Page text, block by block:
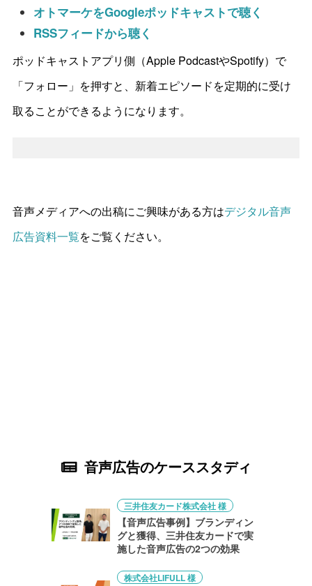
オトマーケをGoogleポッドキャストで聴く
RSSフィードから聴く
ポッドキャストアプリ側（Apple PodcastやSpotify）で
「フォロー」を押すと、新着エピソードを定期的に受け
取ることができるようになります。
音声メディアへの出稿にご興味がある方はデジタル音声
広告資料一覧をご覧ください。
音声広告のケーススタディ
三井住友カード株式会社 様
【音声広告事例】ブランディン
グと獲得、三井住友カードで実
施した音声広告の2つの効果
株式会社LIFULL 様